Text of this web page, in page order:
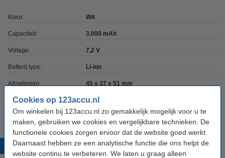
Cookies op 123accu.nl
Om winkelen bij 123accu.nl zo gemakkelijk mogelijk voor u te
maken, gebruiken we cookies en vergelijkbare technieken. De
functionele cookies zorgen ervoor dat de website goed werkt.
Daarnaast hebben ze een analytische functie die ons helpt de
website continu te verbeteren. We laten u graag alleen
Kleur: Wit
Capaciteit: 3.000 mAh
Voltage: 7,2 V
Batterij type: Li-ion
Afmetingen: 45 x 37 x 51 mm
Veiligheidsinformatieblad: Handleiding
Populaire producten